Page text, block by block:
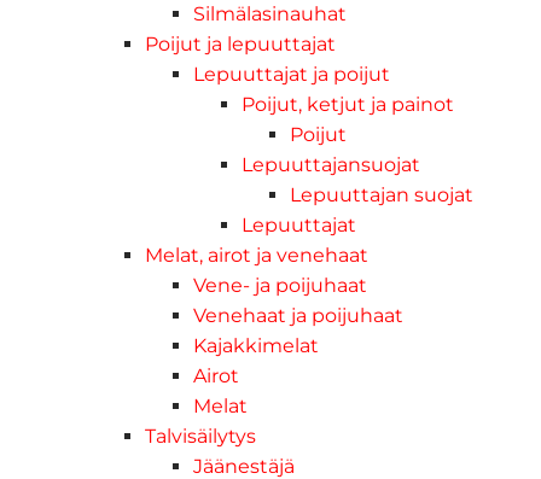
Silmälasinauhat
Poijut ja lepuuttajat
Lepuuttajat ja poijut
Poijut, ketjut ja painot
Poijut
Lepuuttajansuojat
Lepuuttajan suojat
Lepuuttajat
Melat, airot ja venehaat
Vene- ja poijuhaat
Venehaat ja poijuhaat
Kajakkimelat
Airot
Melat
Talvisäilytys
Jäänestäjä